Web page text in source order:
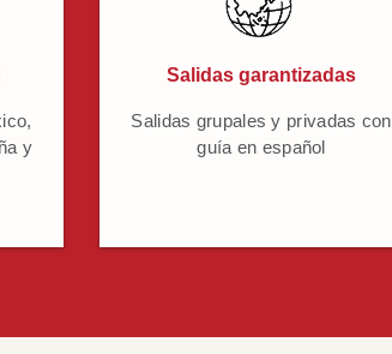
y
Salidas garantizadas
Salidas grupales y privadas con
guía en español